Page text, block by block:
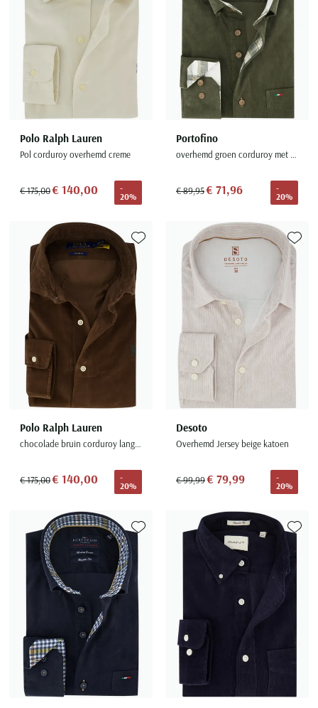
Polo Ralph Lauren
Pol corduroy overhemd creme
€ 175,00€ 140,00
-
20%
Portofino
overhemd groen corduroy met borstzak
€ 89,95€ 71,96
-
20%
Polo Ralph Lauren
chocolade bruin corduroy lange mouw
€ 175,00€ 140,00
-
20%
Toevoegen aan favorieten
Desoto
Overhemd Jersey beige katoen
€ 99,99€ 79,99
-
20%
Toevoegen aan favorieten